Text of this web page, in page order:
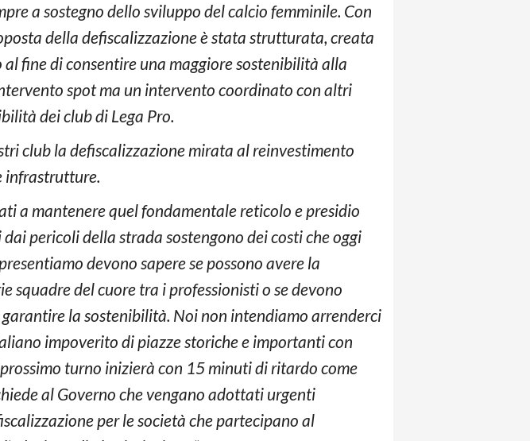
a sostegno dello sviluppo del calcio femminile. Con
della defiscalizzazione è stata strutturata, creata
fine di consentire una maggiore sostenibilità alla
spot ma un intervento coordinato con altri
dei club di Lega Pro.
club la defiscalizzazione mirata al reinvestimento
infrastrutture.
a mantenere quel fondamentale reticolo e presidio
pericoli della strada sostengono dei costi che oggi
devono sapere se possono avere la
squadre del cuore tra i professionisti o se devono
la sostenibilità. Noi non intendiamo arrenderci
impoverito di piazze storiche e importanti con
turno inizierà con 15 minuti di ritardo come
al Governo che vengano adottati urgenti
per le società che partecipano al